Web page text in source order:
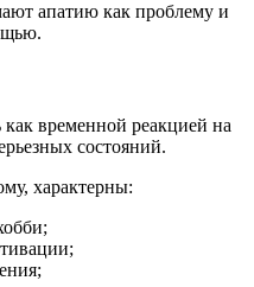
апатию как проблему и
временной реакцией на
состояний.
характерны: